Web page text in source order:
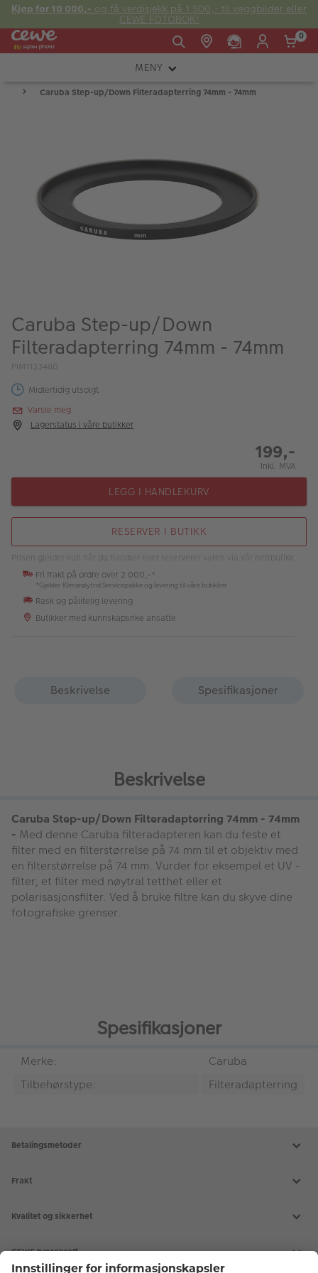
Kjøp for 10 000,- og få verdisjekk på 1 500,- til veggbilder eller
CEWE FOTOBOK!
Fre:
20:00
Søndag: 20:00
E-post:
kundeservice@japanphoto.no
0
MENY
KAMERA
LYS OG STUDIO
INSTANTFOTO
ALBUM
Kampanjer
Merker
Lagersalg
Inspirasjon
Butikkoversikt
Caruba Step-up/Down Filteradapterring 74mm - 74mm
Caruba Step-up/Down
Filteradapterring 74mm - 74mm
PIM1133480
Midlertidig utsolgt
Varsle meg
Lagerstatus i våre butikker
199,-
Inkl. MVA
LEGG I HANDLEKURV
RESERVER I BUTIKK
Prisen gjelder kun når du handler eller reserverer varen via vår nettbutikk.
Fri frakt på ordre over 2 000,-*
*Gjelder Klimanøytral Servicepakke og levering til våre butikker
Rask og pålitelig levering
Butikker med kunnskapsrike ansatte
Beskrivelse Spesifikasjoner
Beskrivelse
Caruba Step-up/Down Filteradapterring 74mm - 74mm
- Med denne Caruba filteradapteren kan du feste et
filter med en filterstørrelse på 74 mm til et objektiv med
en filterstørrelse på 74 mm. Vurder for eksempel et UV -
filter, et filter med nøytral tetthet eller et
polarisasjonsfilter. Ved å bruke filtre kan du skyve dine
fotografiske grenser.
Spesifikasjoner
Merke:
Caruba
Tilbehørstype:
Filteradapterring
Betalingsmetoder
Frakt
Kvalitet og sikkerhet
CEWE bærekraft